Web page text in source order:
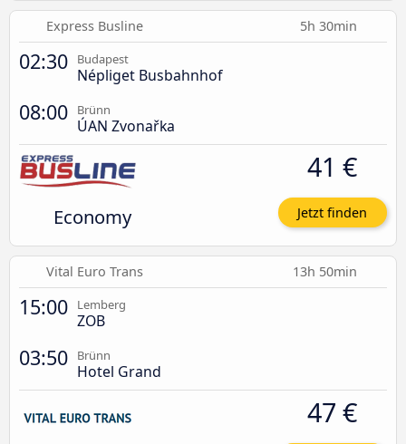
Express Busline 5h 30min
02:30 Budapest
Népliget Busbahnhof
08:00 Brünn
ÚAN Zvonařka
Economy
41 €
Jetzt finden
Vital Euro Trans 13h 50min
15:00 Lemberg
ZOB
03:50 Brünn
Hotel Grand
47 €